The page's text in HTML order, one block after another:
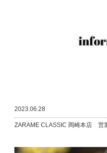
2023.06.28
ZARAME CLASSIC 岡崎本店 営